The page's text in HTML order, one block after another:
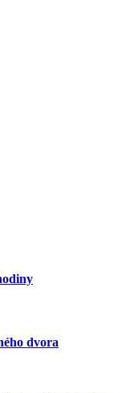
dvora